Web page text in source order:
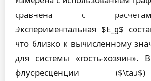
сравнена с
Экспериментальная $E_g$
что близко к вычисленному
для системы «гость-хозяин».
флуоресценции